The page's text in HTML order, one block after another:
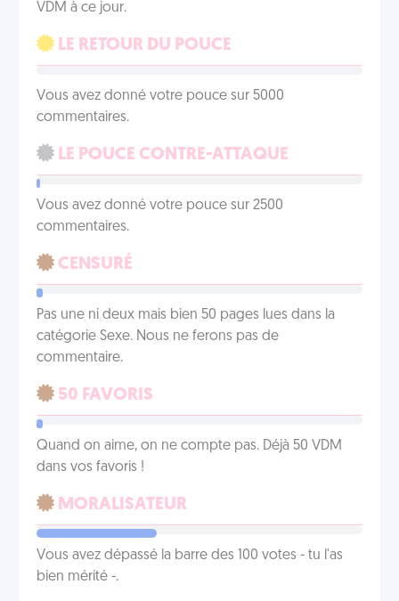
VDM à ce jour.
LE RETOUR DU POUCE
Vous avez donné votre pouce sur 5000
commentaires.
LE POUCE CONTRE-ATTAQUE
Vous avez donné votre pouce sur 2500
commentaires.
CENSURÉ
Pas une ni deux mais bien 50 pages lues dans la
catégorie Sexe. Nous ne ferons pas de
commentaire.
50 FAVORIS
Quand on aime, on ne compte pas. Déjà 50 VDM
dans vos favoris !
MORALISATEUR
Vous avez dépassé la barre des 100 votes - tu l'as
bien mérité -.